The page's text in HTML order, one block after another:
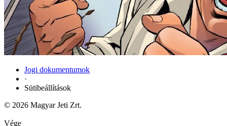
Jogi dokumentumok
·
Sütibeállítások
© 2026 Magyar Jeti Zrt.
Vége